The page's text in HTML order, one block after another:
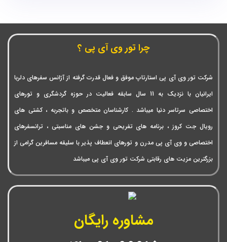
چرا تور وی آی پی ؟
شرکت تور وی آی پی استارتاپ موفق و فعال قدرت گرفته از آژانس سفرهای دلربا
ایرانیان با نزدیک به 11 سال سابقه فعالیت در حوزه گردشگری و تورهای
اختصاصی سرتاسر دنیا میباشد . کارشناسان متخصص و باتجربه ، کشتی های
رویال جت کروز ، برنامه های تفریحی و جشن های مناسبتی ، ترانسفرهای
اختصاصی و وی آی پی مدرن و تورهای انعطاف پذیر با سلیقه مسافرین گرامی از
بزرگترین مزیت های رقابتی شرکت تور وی آی پی میباشد
مشاوره رایگان